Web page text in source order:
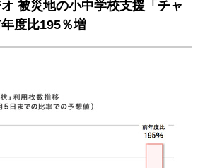
集記事
動画コンテンツ
ション
ビジネス イベント
動・訃報
被災地の小中学校支援「チャ
度比195％増